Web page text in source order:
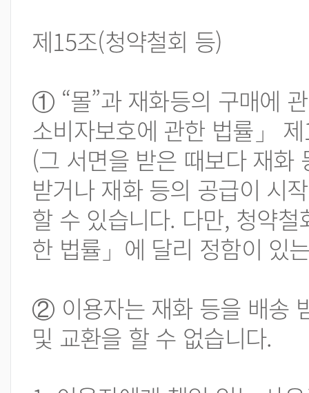
제15조(청약철회 등)
① “몰”과 재화등의 구매에
소비자보호에 관한 법률」
(그 서면을 받은 때보다 재화
받거나 재화 등의 공급이 시
할 수 있습니다. 다만, 청약
한 법률」에 달리 정함이 있
② 이용자는 재화 등을 배송
및 교환을 할 수 없습니다.